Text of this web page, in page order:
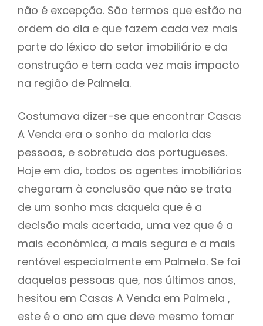
não é excepção. São termos que estão na
ordem do dia e que fazem cada vez mais
parte do léxico do setor imobiliário e da
construção e tem cada vez mais impacto
na região de Palmela.
Costumava dizer-se que encontrar Casas
A Venda era o sonho da maioria das
pessoas, e sobretudo dos portugueses.
Hoje em dia, todos os agentes imobiliários
chegaram à conclusão que não se trata
de um sonho mas daquela que é a
decisão mais acertada, uma vez que é a
mais económica, a mais segura e a mais
rentável especialmente em Palmela. Se foi
daquelas pessoas que, nos últimos anos,
hesitou em Casas A Venda em Palmela ,
este é o ano em que deve mesmo tomar